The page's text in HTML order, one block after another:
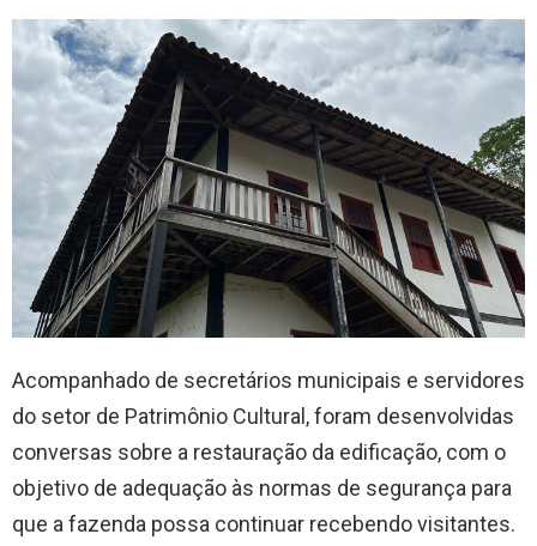
Acompanhado de secretários municipais e servidores
do setor de Patrimônio Cultural, foram desenvolvidas
conversas sobre a restauração da edificação, com o
objetivo de adequação às normas de segurança para
que a fazenda possa continuar recebendo visitantes.